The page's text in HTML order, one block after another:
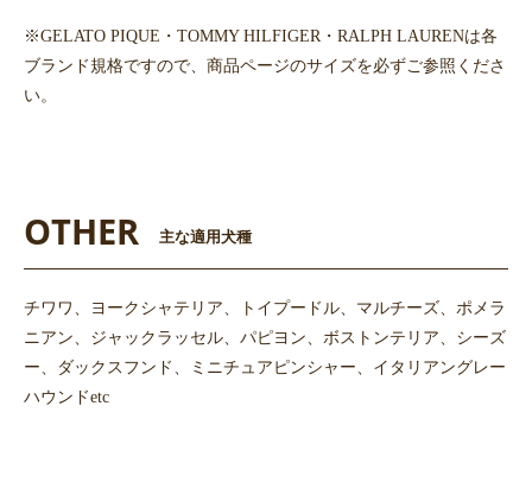
※GELATO PIQUE・TOMMY HILFIGER・RALPH LAURENは各
ブランド規格ですので、商品ページのサイズを必ずご参照くださ
い。
OTHER 主な適用犬種
チワワ、ヨークシャテリア、トイプードル、マルチーズ、ポメラ
ニアン、ジャックラッセル、パピヨン、ボストンテリア、シーズ
ー、ダックスフンド、ミニチュアピンシャー、イタリアングレー
ハウンドetc